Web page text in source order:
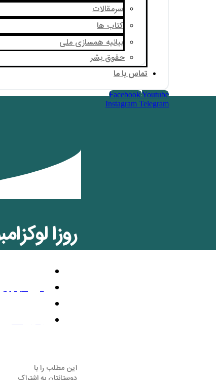
سرمقالات
کتاب ها
بیانیه همسازی ملی
حقوق بشر
تماس با ما
FacebookYoutube
Instagram Telegram
روزا
فوریه 11, 2018
بدون نظر
این مطلب را با